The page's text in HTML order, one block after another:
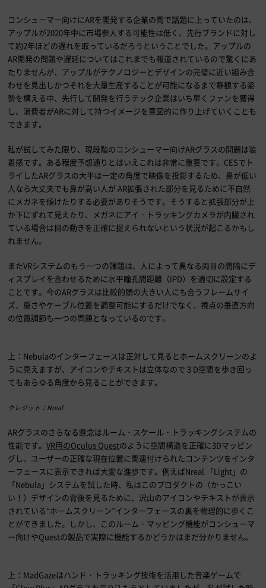
コンシューマー向けにARを開発する企業の間で話題に上っていたのは、
アップルが2020年中に市場参入する可能性は低く、先行ブランドに対し
て約2年ほどの遅れを取っているだろうということでした。アップルの
AR開発の問題や遅延についてはこれまでも報道されているので驚くにあ
たりませんが、アップルがテクノロジーとデザインの完璧に近い組み合
わせを見出しかつそれを大量生産することが可能になるまで静観する姿
勢を構える中、先行して開発を行うテック企業はいち早くファンを獲得
し、消費者がARに対して持つイメージを意図的に作り上げていくことも
できます。
私が試してみた限り、現段階のコンシューマー向けARグラスの問題は装
着感です。ある程度予想通りとはいえこれは非常に重要です。 CESでト
ライしたARグラスの大半は一定の角度で映像を投影するため、鼻が低い
人なら大丈夫でも鼻が高い人がAR拡張された部分を見るために不自然
にメガネを傾けたりする必要がありそうです。そうすると拡張部分が上
か下にずれて見えたり、メガネにアイ・トラッキングカメラが内臓され
ている場合は目の動きを正確に捉えられないという状況が起こるかもし
れません。
またVRシステムのもう一つの課題は、人によって異なる両目の間隔にデ
ィスプレイを合わせるために水平瞳孔間距離（IPD）を適切に設定する
ことです。今のARグラスは比較的頭の大きい人にも合うフレームサイ
ズ、重さやケーブル位置を調整可能にするだけでなく、視点の垂直方向
の位置調節も一つの問題となっているのです。
上： Nebulaのインターフェースは正対して見るとホームスクリーンのよ
うに見えますが、アイコンやテキストは立体なので３ D空間を歩き回っ
てもあらゆる角度から見ることができます。
クレジット：Nreal
ARグラスのさらなる懸念はルーム・スケール・トラッキングシステムの
性能です。VR用のOculus Questのように空間構造を正確に3Dマッピン
グし、ユーザーの正確な現在位置に関連付けられたコンテンツをインタ
ーフェースに表示できれば大変な進歩です。例えばNreal 「Light」の
「Nebula 」システムを試した時、私はこのプロダクトの（かっこい
い！）デザインの背後を見るために、沢山のアイコンやテキストが表示
されている“ホームスクリーン”インターフェースの裏を物理的に歩くこ
とができました。しかし、このルーム・マッピング機能がコンシューマ
ー向けやQuestの製品で実際に機能するかどうかはまだ分かりません。
上： MadGazeはハンド・トラッキング技術を活用した音楽ゲームで